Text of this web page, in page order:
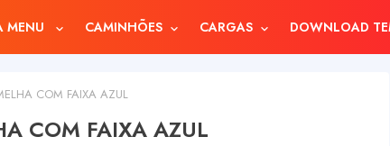
MENU CAMINHÕES CARGAS DOWNLOAD
COM FAIXA AZUL
COM FAIXA AZUL